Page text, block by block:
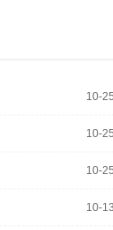
10-25
10-25
10-25
10-13